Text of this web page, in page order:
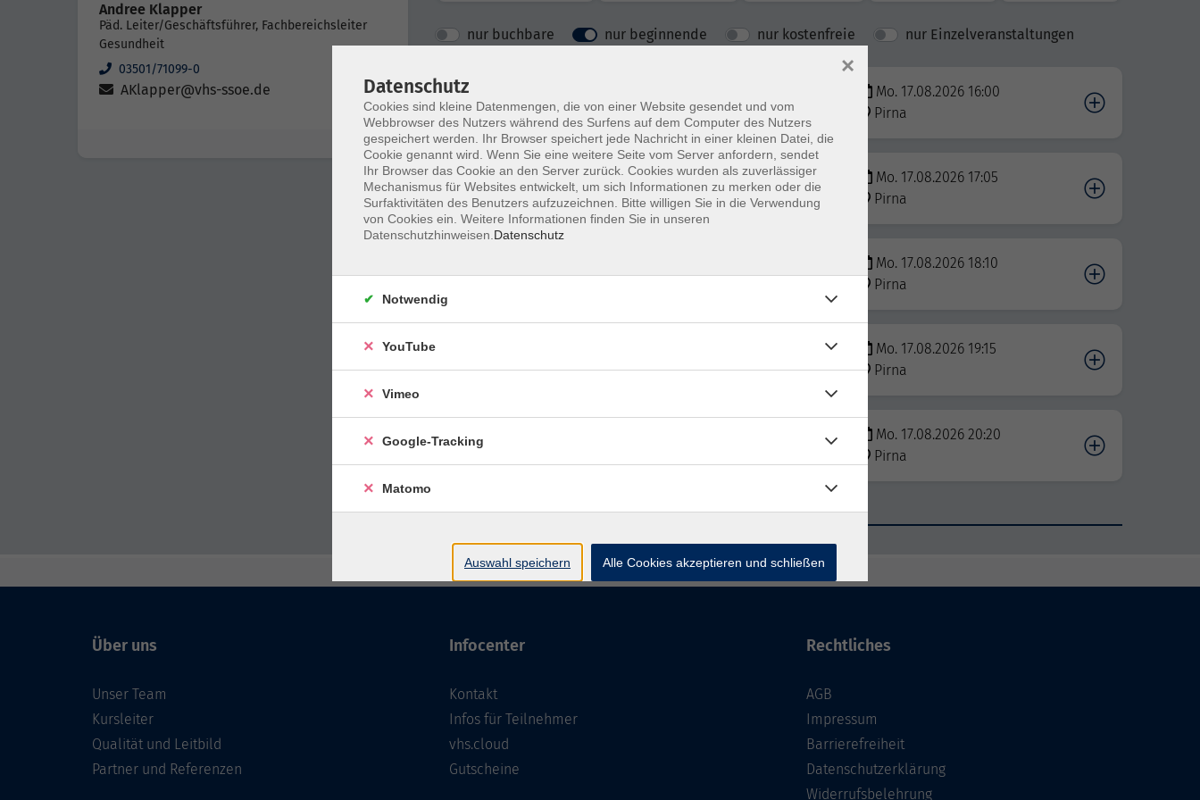
Andree Klapper
Päd. Leiter/Geschäftsführer, Fachbereichsleiter
Gesundheit
03501/71099-0
AKlapper@vhs-ssoe.de
nur buchbare nur beginnende nur kostenfreie nur Einzelveranstaltungen
Pilates
Mo. 17.08.2026 16:00
Pirna
Bauch, Beine, Po
Mo. 17.08.2026 17:05
Pirna
FitMix!
Mo. 17.08.2026 18:10
Pirna
Mo. 17.08.2026 19:15
Pirna
Mo. 17.08.2026 20:20
Pirna
Über uns
Unser Team
Kursleiter
Qualität und Leitbild
Partner und Referenzen
Infocenter
Kontakt
Infos für Teilnehmer
vhs.cloud
Gutscheine
Rechtliches
AGB
Impressum
Barrierefreiheit
Datenschutzerklärung
Widerrufsbelehrung
Datenschutz
Cookies sind kleine Datenmengen, die von einer Website gesendet und vom
Webbrowser des Nutzers während des Surfens auf dem Computer des Nutzers
gespeichert werden. Ihr Browser speichert jede Nachricht in einer kleinen Datei, die
Cookie genannt wird. Wenn Sie eine weitere Seite vom Server anfordern, sendet
Ihr Browser das Cookie an den Server zurück. Cookies wurden als zuverlässiger
Mechanismus für Websites entwickelt, um sich Informationen zu merken oder die
Surfaktivitäten des Benutzers aufzuzeichnen. Bitte willigen Sie in die Verwendung
von Cookies ein. Weitere Informationen finden Sie in unseren
Datenschutzhinweisen. Datenschutz
×
Notwendig
YouTube
Vimeo
Google-Tracking
Matomo
Auswahl speichern Alle Cookies akzeptieren und schließen